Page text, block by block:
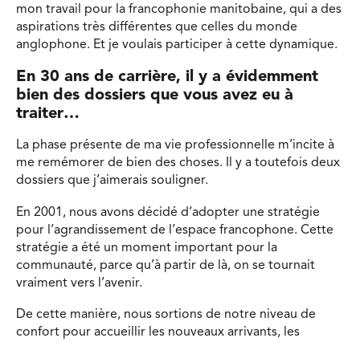
mon travail pour la francophonie manitobaine, qui a des
aspirations très différentes que celles du monde
anglophone. Et je voulais participer à cette dynamique.
En 30 ans de carrière, il y a évidemment
bien des dossiers que vous avez eu à
traiter…
La phase présente de ma vie professionnelle m’incite à
me remémorer de bien des choses. Il y a toutefois deux
dossiers que j’aimerais souligner.
En 2001, nous avons décidé d’adopter une stratégie
pour l’agrandissement de l’espace francophone. Cette
stratégie a été un moment important pour la
communauté, parce qu’à partir de là, on se tournait
vraiment vers l’avenir.
De cette manière, nous sortions de notre niveau de
confort pour accueillir les nouveaux arrivants, les